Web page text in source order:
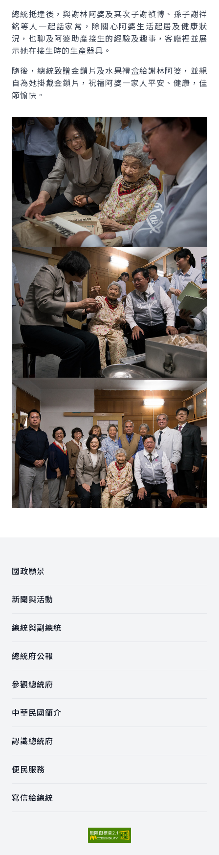
總統抵達後，與謝林阿婆及其次子謝禎博、孫子謝祥
銘等人一起話家常，除關心阿婆生活起居及健康狀
況，也聊及阿婆助產接生的經驗及趣事，客廳裡並展
示她在接生時的生產器具。
隨後，總統致贈金鎖片及水果禮盒給謝林阿婆，並親
自為她掛戴金鎖片，祝福阿婆一家人平安、健康，佳
節愉快。
國政願景
新聞與活動
總統與副總統
總統府公報
參觀總統府
中華民國簡介
認識總統府
便民服務
寫信給總統